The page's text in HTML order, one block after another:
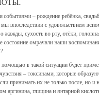
– рождение ребёнка,
впоследствии с удовольствием
жажды, сухость во рту, отёки,
состояние омрачали наши
помощью в такой ситуации будет
– токсинами, которые
принимать их не только после, но и
аргинина, глицина и янтарной